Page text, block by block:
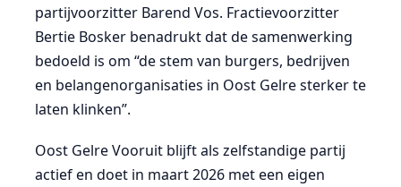
partijvoorzitter Barend Vos. Fractievoorzitter
Bertie Bosker benadrukt dat de samenwerking
bedoeld is om “de stem van burgers, bedrijven
en belangenorganisaties in Oost Gelre sterker te
laten klinken”.
Oost Gelre Vooruit blijft als zelfstandige partij
actief en doet in maart 2026 met een eigen